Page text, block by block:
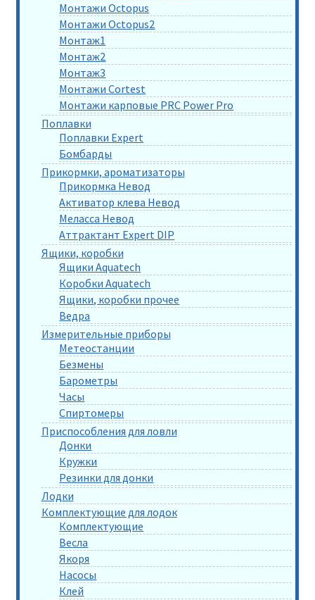
Монтажи Octopus
Монтажи Octopus2
Монтаж1
Монтаж2
Монтаж3
Монтажи Cortest
Монтажи карповые PRC Power Pro
Поплавки
Поплавки Expert
Бомбарды
Прикормки, ароматизаторы
Прикормка Невод
Активатор клева Невод
Меласса Невод
Аттрактант Expert DIP
Ящики, коробки
Ящики Aquatech
Коробки Aquatech
Ящики, коробки прочее
Ведра
Измерительные приборы
Метеостанции
Безмены
Барометры
Часы
Спиртомеры
Приспособления для ловли
Донки
Кружки
Резинки для донки
Лодки
Комплектующие для лодок
Комплектующие
Весла
Якоря
Насосы
Клей